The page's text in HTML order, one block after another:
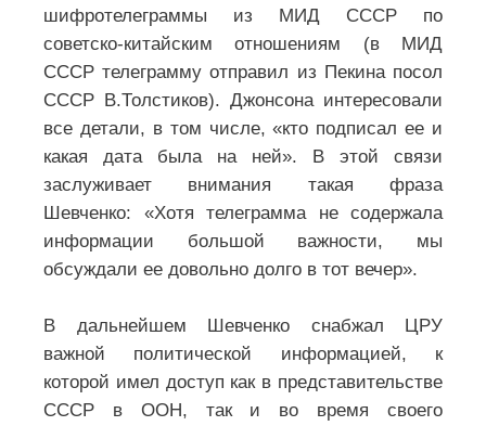
шифротелеграммы из МИД СССР по
советско-китайским отношениям (в МИД
СССР телеграмму отправил из Пекина посол
СССР В.Толстиков). Джонсона интересовали
все детали, в том числе, «кто подписал ее и
какая дата была на ней». В этой связи
заслуживает внимания такая фраза
Шевченко: «Хотя телеграмма не содержала
информации большой важности, мы
обсуждали ее довольно долго в тот вечер».
В дальнейшем Шевченко снабжал ЦРУ
важной политической информацией, к
которой имел доступ как в представительстве
СССР в ООН, так и во время своего